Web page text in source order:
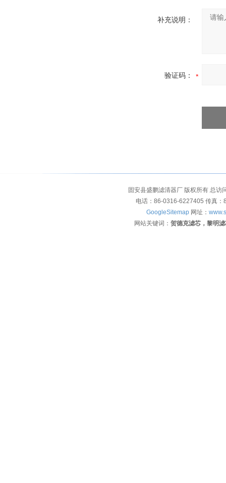
补充说明：
验证码：
固安县盛鹏滤清器厂 版权所有 总访
电话：86-0316-6227405 传真
GoogleSitemap网址：
网站关键词： 贺德克滤芯，黎明